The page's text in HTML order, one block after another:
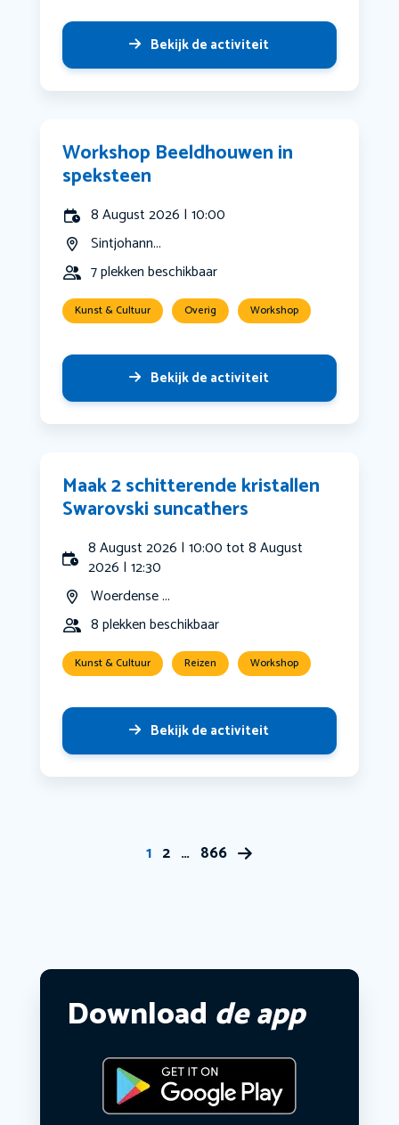
Bekijk de activiteit
Workshop Beeldhouwen in
speksteen
8 August 2026 | 10:00
Sintjohann...
7 plekken beschikbaar
Kunst & Cultuur Overig Workshop
Bekijk de activiteit
Maak 2 schitterende kristallen
Swarovski suncathers
8 August 2026 | 10:00 tot 8 August
2026 | 12:30
Woerdense ...
8 plekken beschikbaar
Kunst & Cultuur Reizen Workshop
Bekijk de activiteit
1 2 … 866
Download de app